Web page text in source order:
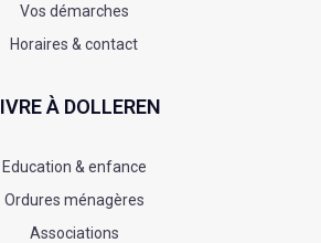
Vos démarches
Horaires & contact
À DOLLEREN
Education & enfance
Ordures ménagères
Associations